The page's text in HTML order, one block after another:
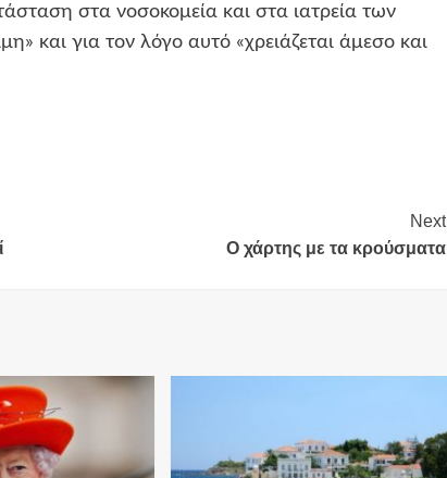
στα νοσοκομεία και στα ιατρεία των
και για τον λόγο αυτό «χρειάζεται άμεσο και
Next
Ο χάρτης με τα κρούσματα